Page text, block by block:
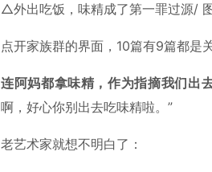
△外出吃饭，味精成了第一罪过源/
点开家族群的界面，10篇有9篇都是
连阿妈都拿味精，作为指摘我们出
啊，好心你别出去吃味精啦。”
老艺术家就想不明白了：